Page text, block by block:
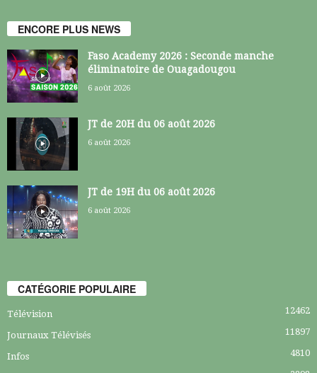
ENCORE PLUS NEWS
Faso Academy 2026 : Seconde manche
éliminatoire de Ouagadougou
6 août 2026
JT de 20H du 06 août 2026
6 août 2026
JT de 19H du 06 août 2026
6 août 2026
CATÉGORIE POPULAIRE
Télévision 12462
Journaux Télévisés 11897
Infos 4810